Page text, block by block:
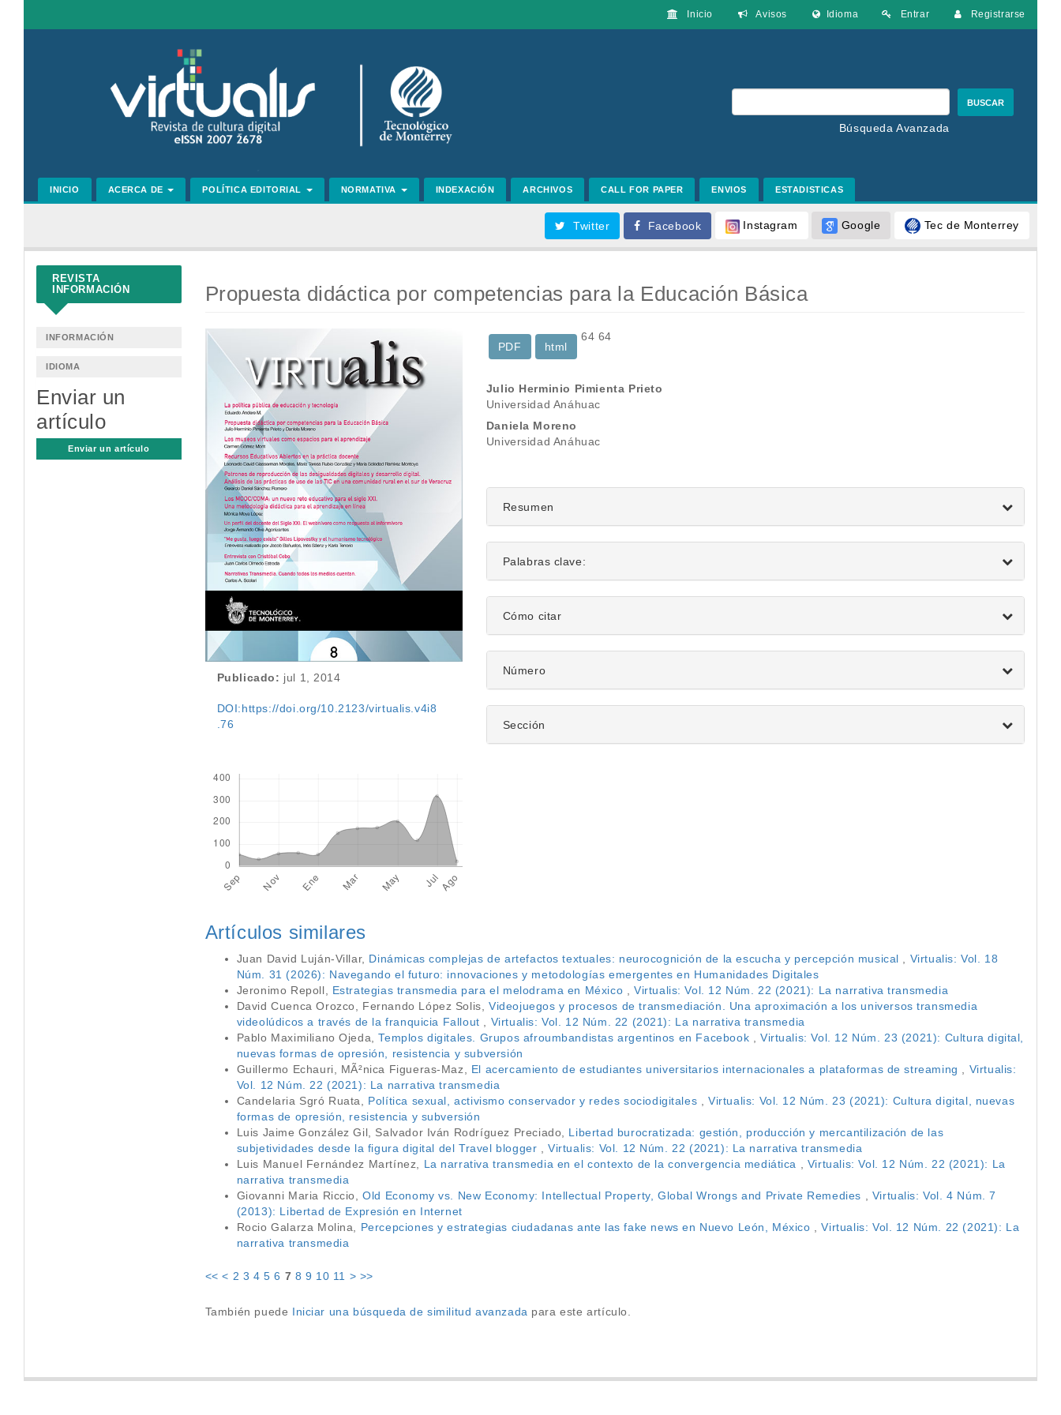
Entrar Registrarse
Inicio Avisos Idioma
BUSCAR
Búsqueda Avanzada
INICIO ACERCA DE POLÍTICA EDITORIAL NORMATIVA INDEXACIÓN ARCHIVOS CALL FOR PAPER ENVIOS ESTADISTICAS
Twitter Facebook Instagram Google Tec de Monterrey
REVISTA
INFORMACIÓN
INFORMACIÓN
IDIOMA
Enviar un
artículo
Enviar un artículo
Propuesta didáctica por competencias para la Educación Básica
Barra
lateral
artículo
Publicado: jul 1, 2014
DOI:https://doi.org/10.2123/virtualis.v4i8
.76
64
PDF
64
html
Contenido
principal
del
Julio Herminio Pimienta Prieto
Universidad Anáhuac
Daniela Moreno
Universidad Anáhuac
Resumen
Palabras clave:
Detalles
del
artículo
Cómo citar
Número
Sección
Artículos similares
Juan David Luján-Villar, Dinámicas complejas de artefactos textuales: neurocognición de la escucha y percepción musical
Virtualis: Vol. 18
Núm. 31 (2026): Navegando el futuro: innovaciones y metodologías emergentes en Humanidades Digitales
Jeronimo Repoll, Estrategias transmedia para el melodrama en México
Virtualis: Vol. 12 Núm. 22 (2021): La narrativa transmedia
David Cuenca Orozco, Fernando López Solis,Videojuegos y procesos de transmediación. Una aproximación a los universos transmedia
videolúdicos a través de la franquicia Fallout
Virtualis: Vol. 12 Núm. 22 (2021): La narrativa transmedia
Pablo Maximiliano Ojeda,Templos digitales. Grupos afroumbandistas argentinos en Facebook
Virtualis: Vol. 12 Núm. 23 (2021): Cultura digital,
nuevas formas de opresión, resistencia y subversión
Guillermo Echauri, MÃ²nica Figueras-Maz, El acercamiento de estudiantes universitarios internacionales a plataformas de streaming
Virtualis:
Vol. 12 Núm. 22 (2021): La narrativa transmedia
Candelaria Sgró Ruata, Política sexual, activismo conservador y redes sociodigitales ,Virtualis: Vol. 12 Núm. 23 (2021): Cultura digital, nuevas
formas de opresión, resistencia y subversión
Luis Jaime González Gil, Salvador Iván Rodríguez Preciado, Libertad burocratizada: gestión, producción y mercantilización de las
subjetividades desde la figura digital del Travel blogger
,Virtualis: Vol. 12 Núm. 22 (2021): La narrativa transmedia
Luis Manuel Fernández Martínez, La narrativa transmedia en el contexto de la convergencia mediática
Virtualis: Vol. 12 Núm. 22 (2021): La
narrativa transmedia
Giovanni Maria Riccio,Old Economy vs. New Economy: Intellectual Property, Global Wrongs and Private Remedies
Virtualis: Vol. 4 Núm. 7
(2013): Libertad de Expresión en Internet
Rocio Galarza Molina, Percepciones y estrategias ciudadanas ante las fake news en Nuevo León, México ,Virtualis: Vol. 12 Núm. 22 (2021): La
narrativa transmedia
<< < 2 3 4 5 6 7 8 9 10 11 > >>
También puede Iniciar una búsqueda de similitud avanzada para este artículo.